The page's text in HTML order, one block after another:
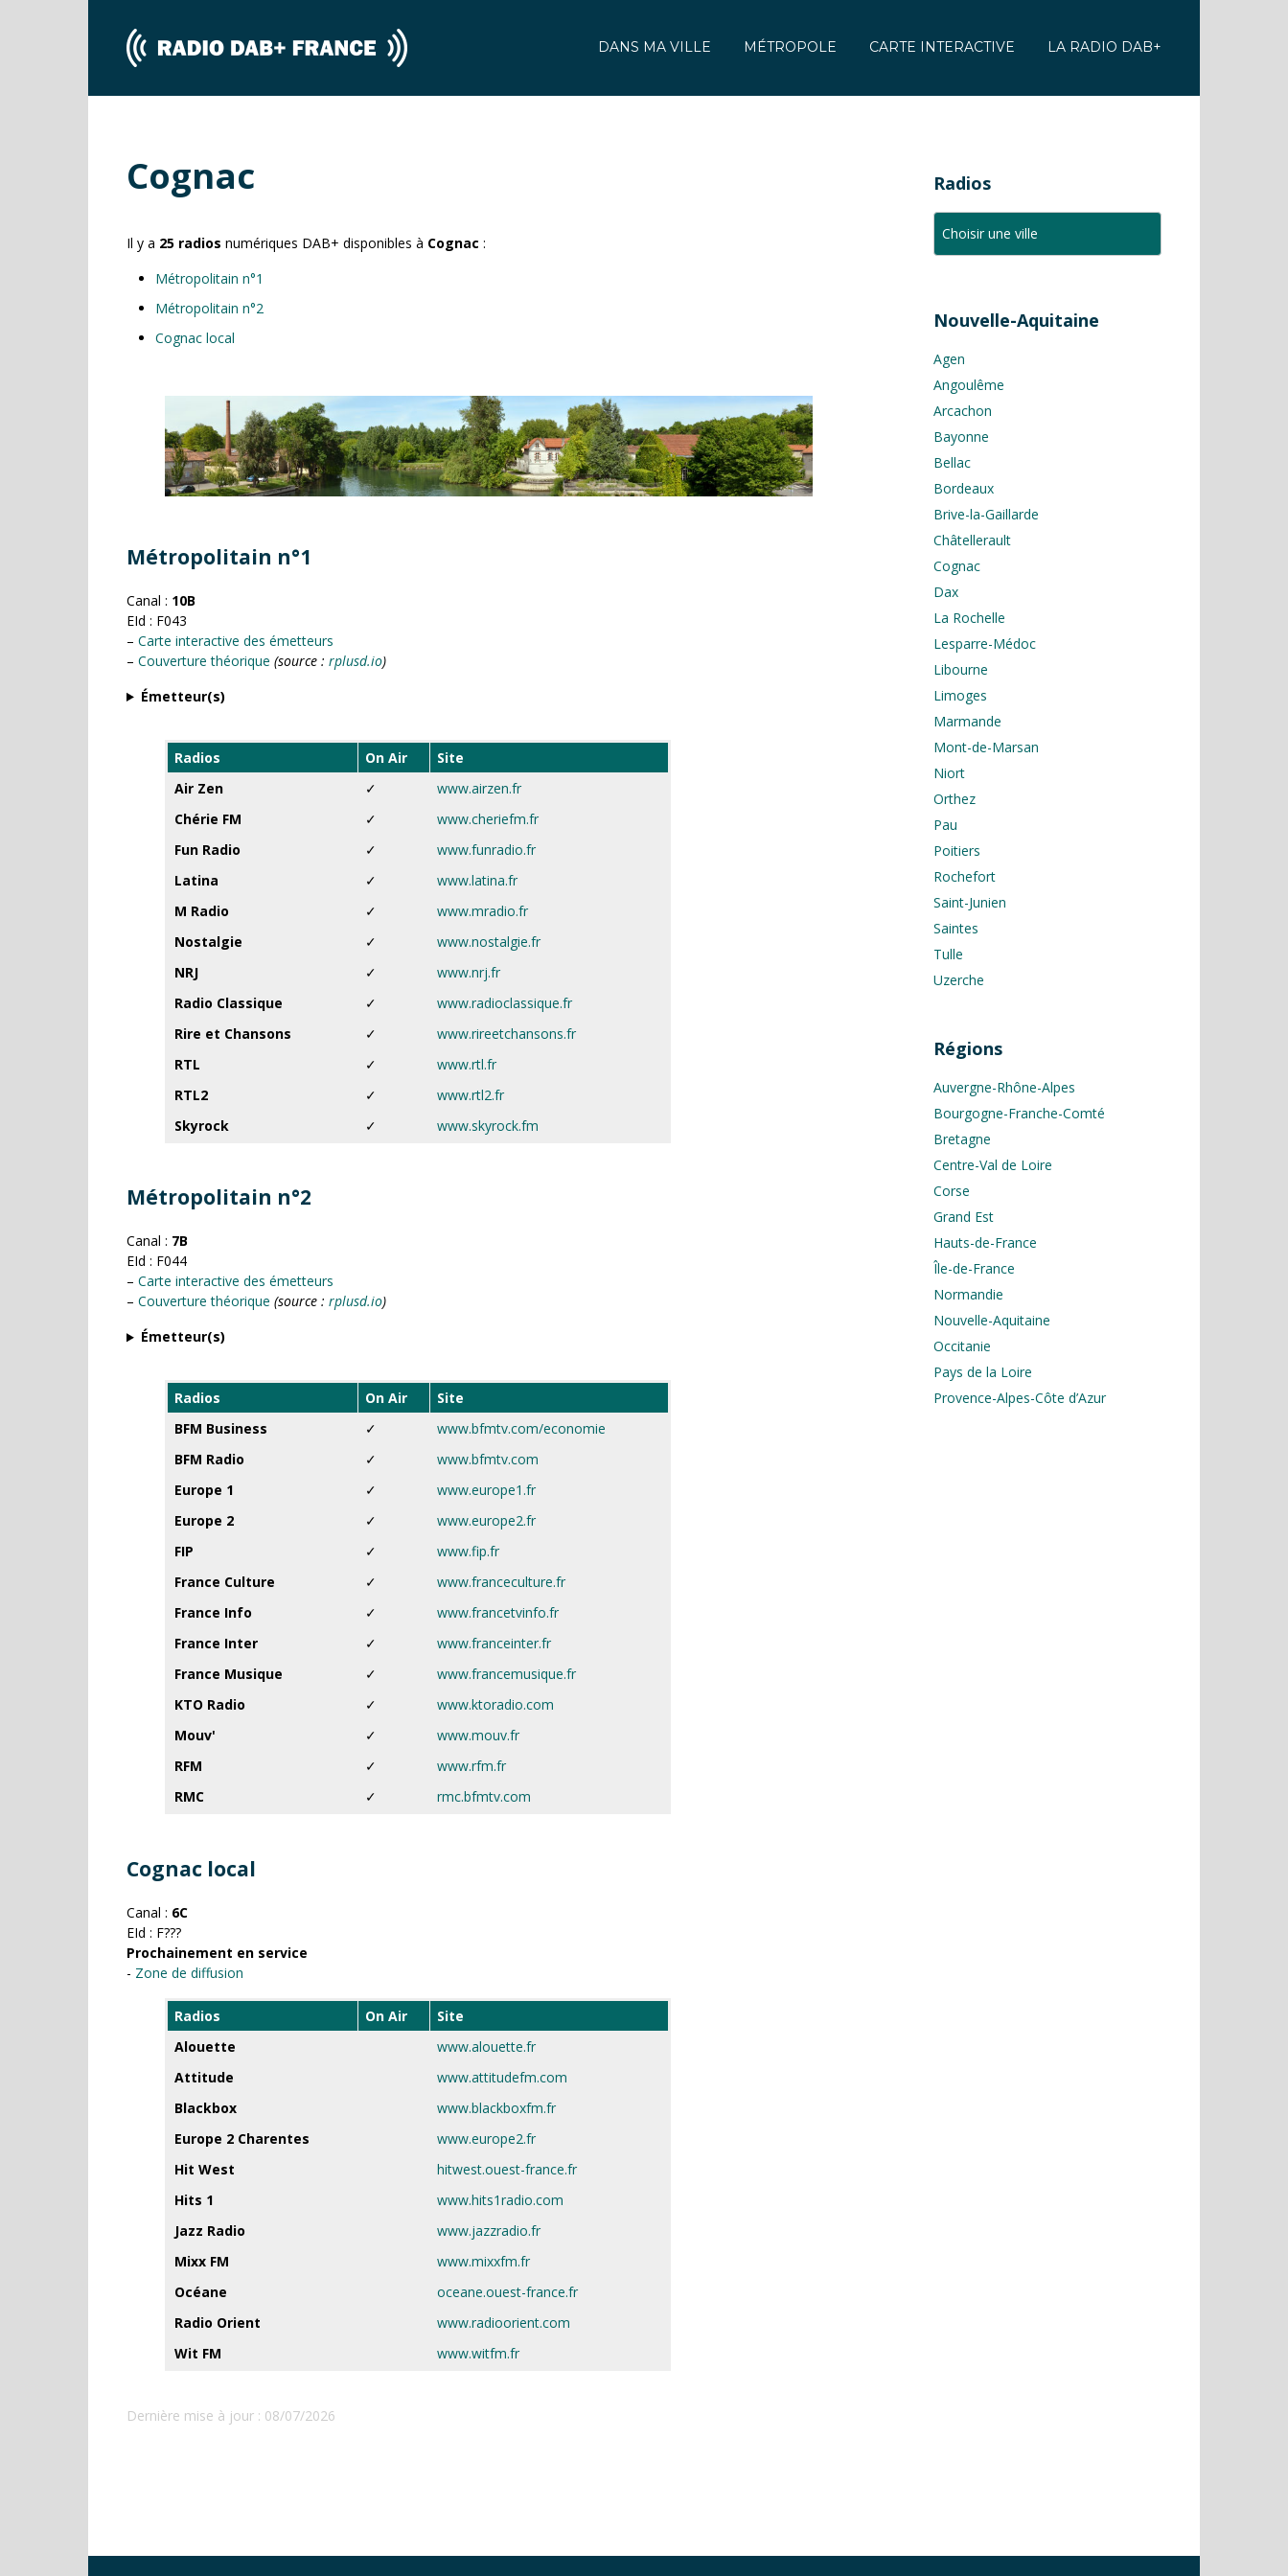
DANS MA VILLE MÉTROPOLE CARTE INTERACTIVE LA RADIO DAB+
Cognac
Il y a 25 radios numériques DAB+ disponibles à Cognac :
Métropolitain n°1
Métropolitain n°2
Cognac local
Métropolitain n°1
Canal : 10B
EId : F043
– Carte interactive des émetteurs
– Couverture théorique (source : rplusd.io)
Émetteur(s)
Radios On Air
Site
Air Zen
✓
www.airzen.fr
Chérie FM
✓
www.cheriefm.fr
Fun Radio
✓
www.funradio.fr
Latina
✓
www.latina.fr
M Radio
✓
www.mradio.fr
Nostalgie
✓
www.nostalgie.fr
NRJ
✓
www.nrj.fr
Radio Classique
✓
www.radioclassique.fr
Rire et Chansons
✓
www.rireetchansons.fr
RTL
✓
www.rtl.fr
RTL2
✓
www.rtl2.fr
Skyrock
✓ www.skyrock.fm
Métropolitain n°2
Canal : 7B
EId : F044
– Carte interactive des émetteurs
– Couverture théorique (source : rplusd.io)
Émetteur(s)
Radios On Air
Site
BFM Business
✓
www.bfmtv.com/economie
BFM Radio
✓
www.bfmtv.com
Europe 1
✓
www.europe1.fr
Europe 2
✓
www.europe2.fr
FIP
✓
www.fip.fr
France Culture
✓
www.franceculture.fr
France Info
✓
www.francetvinfo.fr
France Inter
✓
www.franceinter.fr
France Musique
✓
www.francemusique.fr
KTO Radio
✓
www.ktoradio.com
Mouv'
✓
www.mouv.fr
RFM
✓
www.rfm.fr
RMC
✓ rmc.bfmtv.com
Cognac local
Canal : 6C
EId : F???
Prochainement en service
- Zone de diffusion
Radios On Air
Site
Alouette
www.alouette.fr
Attitude
www.attitudefm.com
Blackbox
www.blackboxfm.fr
Europe 2 Charentes
www.europe2.fr
Hit West
hitwest.ouest-france.fr
Hits 1
www.hits1radio.com
Jazz Radio
www.jazzradio.fr
Mixx FM
www.mixxfm.fr
Océane
oceane.ouest-france.fr
Radio Orient
www.radioorient.com
Wit FM
www.witfm.fr
Dernière mise à jour : 08/07/2026
Radios
Nouvelle-Aquitaine
Agen
Angoulême
Arcachon
Bayonne
Bellac
Bordeaux
Brive-la-Gaillarde
Châtellerault
Cognac
Dax
La Rochelle
Lesparre-Médoc
Libourne
Limoges
Marmande
Mont-de-Marsan
Niort
Orthez
Pau
Poitiers
Rochefort
Saint-Junien
Saintes
Tulle
Uzerche
Régions
Auvergne-Rhône-Alpes
Bourgogne-Franche-Comté
Bretagne
Centre-Val de Loire
Corse
Grand Est
Hauts-de-France
Île-de-France
Normandie
Nouvelle-Aquitaine
Occitanie
Pays de la Loire
Provence-Alpes-Côte d’Azur